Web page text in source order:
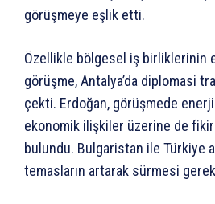
görüşmeye eşlik etti.
Özellikle bölgesel iş birliklerinin
görüşme, Antalya’da diplomasi
çekti. Erdoğan, görüşmede
ekonomik ilişkiler üzerine de fikir
bulundu. Bulgaristan ile Türkiye
temasların artarak sürmesi